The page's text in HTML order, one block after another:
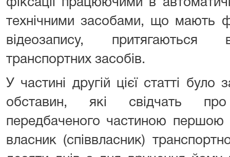
фіксації працюючими в
технічними засобами, що мають
відеозапису, притягаються
транспортних засобів.
У частині другій цієї статті
обставин, які свідчать
передбаченого частиною першою
власник (співвласник)